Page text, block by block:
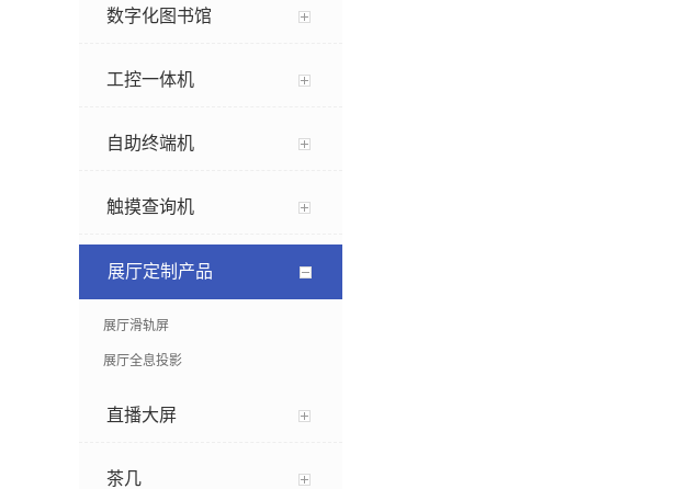
数字化图书馆
工控一体机
自助终端机
触摸查询机
展厅定制产品
展厅滑轨屏
展厅全息投影
直播大屏
茶几